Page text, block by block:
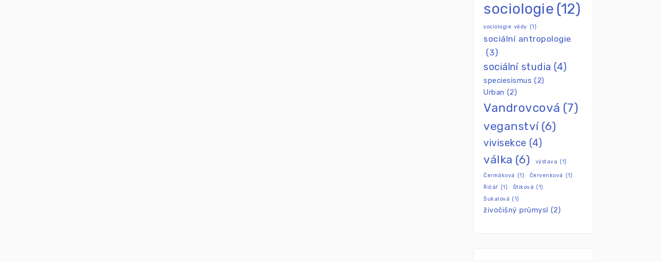
sociologie (12)
sociologie vědy (1)
sociální antropologie
(3)
sociální studia (4)
speciesismus (2)
Urban (2)
Vandrovcová (7)
veganství (6)
vivisekce (4)
válka (6) výstava (1)
Čermáková (1) Červenková
(1)
Řičář (1) Štiková (1)
Šukalová (1)
živočišný průmysl (2)